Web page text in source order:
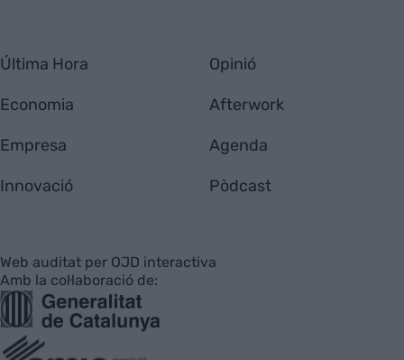
Última Hora
Economia
Empresa
Innovació
Opinió
Afterwork
Agenda
Pòdcast
Web auditat per OJD interactiva
Amb la col·laboració de: